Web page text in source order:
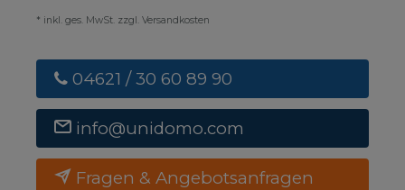
* inkl. ges. MwSt. zzgl. Versandkosten
04621 / 30 60 89 90
info@unidomo.com
Fragen & Angebotsanfragen